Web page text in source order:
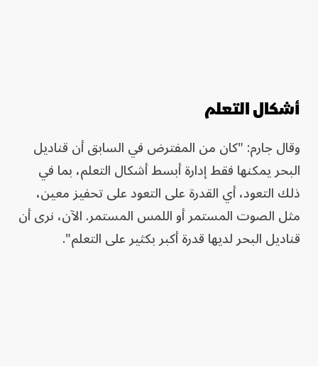
أشكال التعلم
وقال جارم: "كان من المفترض في السابق أن قناديل
البحر يمكنها فقط إدارة أبسط أشكال التعلم، بما في
ذلك التعود، أي القدرة على التعود على تحفيز معين،
مثل الصوت المستمر أو اللمس المستمر. الآن، نرى أن
قناديل البحر لديها قدرة أكبر بكثير على التعلم".